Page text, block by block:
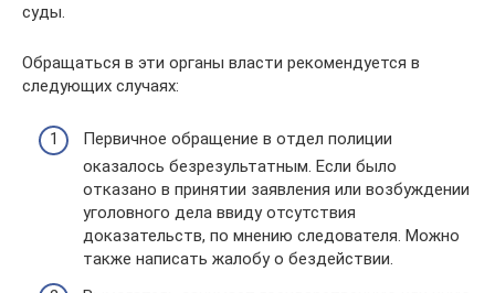
суды.
Обращаться в эти органы власти рекомендуется в
следующих случаях:
Первичное обращение в отдел полиции
оказалось безрезультатным. Если было
отказано в принятии заявления или возбуждении
уголовного дела ввиду отсутствия
доказательств, по мнению следователя. Можно
также написать жалобу о бездействии.